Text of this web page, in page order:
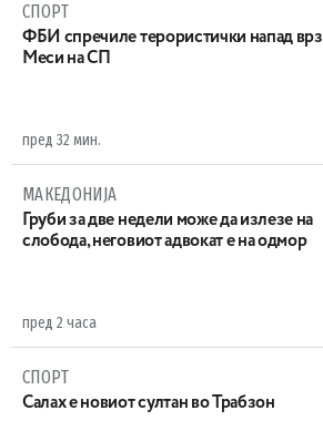
СПОРТ
ФБИ спречиле терористички напад врз
Меси на СП
пред 32 мин.
МАКЕДОНИЈА
Груби за две недели може да излезе на
слобода, неговиот адвокат е на одмор
пред 2 часа
СПОРТ
Салах е новиот султан во Трабзон